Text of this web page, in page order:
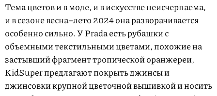
Тема цветов и в моде, и в искусстве неисчерпаема,
и в сезоне весна–лето 2024 она разворачивается
особенно сильно. У Prada есть рубашки с
объемными текстильными цветами, похожие на
застывший фрагмент тропической оранжереи,
KidSuper предлагают покрыть джинсы и
джинсовки крупной цветочной вышивкой и носить